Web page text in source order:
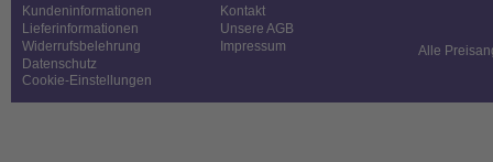
Kundeninformationen
Lieferinformationen
Widerrufsbelehrung
Datenschutz
Cookie-Einstellungen
Kontakt
Unsere AGB
Impressum
Alle